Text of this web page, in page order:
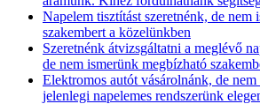
Napelem tisztítást szeretnénk, de nem
szakembert a közelünkben
Szeretnénk átvizsgáltatni a meglévő
de nem ismerünk megbízható
Elektromos autót vásárolnánk, de
jelenlegi napelemes rendszerünk